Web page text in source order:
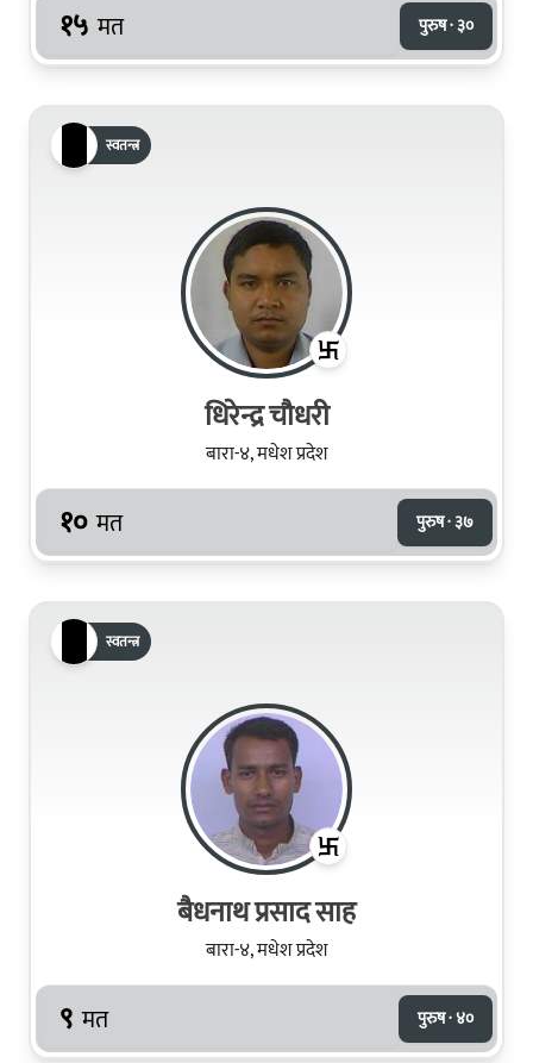
१५ मत पुरुष · ३०
स्वतन्त्र
धिरेन्द्र चौधरी
बारा-४, मधेश प्रदेश
१० मत पुरुष · ३७
स्वतन्त्र
बैधनाथ प्रसाद साह
बारा-४, मधेश प्रदेश
९ मत पुरुष · ४०